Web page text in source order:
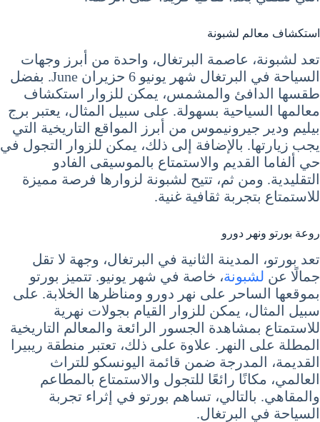
استكشاف معالم لشبونة
تعد لشبونة، عاصمة البرتغال، واحدة من أبرز وجهات
السياحة في البرتغال شهر يونيو 6 حزيران June. بفضل
طقسها الدافئ والمشمس، يمكن للزوار استكشاف
معالمها السياحية بسهولة. على سبيل المثال، يعتبر برج
بيليم ودير جيرونيموس من أبرز المواقع التاريخية التي
يجب زيارتها. بالإضافة إلى ذلك، يمكن للزوار التجول في
حي ألفاما القديم والاستمتاع بالموسيقى الفادو
التقليدية. ومن ثم، تتيح لشبونة لزوارها فرصة مميزة
للاستمتاع بتجربة ثقافية غنية.
روعة بورتو ونهر دورو
تعد بورتو، المدينة الثانية في البرتغال، وجهة لا تقل
جمالًا عن لشبونة، خاصة في شهر يونيو. تتميز بورتو
بموقعها الساحر على نهر دورو ومناظرها الخلابة. على
سبيل المثال، يمكن للزوار القيام بجولات نهرية
للاستمتاع بمشاهدة الجسور الرائعة والمعالم التاريخية
المطلة على النهر. علاوة على ذلك، تعتبر منطقة ريبيرا
القديمة، المدرجة ضمن قائمة اليونسكو للتراث
العالمي، مكانًا رائعًا للتجول والاستمتاع بالمطاعم
والمقاهي. بالتالي، تساهم بورتو في إثراء تجربة
السياحة في البرتغال.